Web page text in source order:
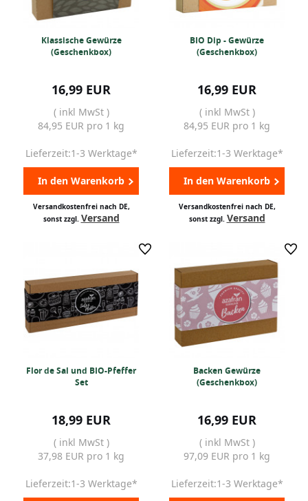
Klassische Gewürze
(Geschenkbox)
16,99 EUR
( inkl MwSt )
84,95 EUR pro 1 kg
Lieferzeit:1-3 Werktage*
In den Warenkorb
Versandkostenfrei nach DE,
sonst zzgl. Versand
BIO Dip - Gewürze
(Geschenkbox)
16,99 EUR
( inkl MwSt )
84,95 EUR pro 1 kg
Lieferzeit:1-3 Werktage*
In den Warenkorb
Versandkostenfrei nach DE,
sonst zzgl. Versand
Flor de Sal und BIO-Pfeffer
Set
18,99 EUR
( inkl MwSt )
37,98 EUR pro 1 kg
Lieferzeit:1-3 Werktage*
Backen Gewürze
(Geschenkbox)
16,99 EUR
( inkl MwSt )
97,09 EUR pro 1 kg
Lieferzeit:1-3 Werktage*